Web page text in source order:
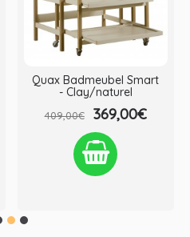
Quax Badmeubel Smart
- Clay/naturel
409,00€ 369,00€